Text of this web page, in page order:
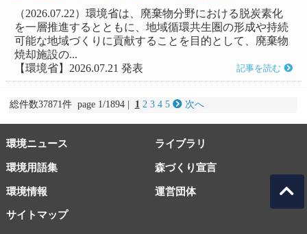
（2026.07.22）環境省は、廃棄物分野における脱炭素化
を一層推進するとともに、地域循環共生圏の形成や持続
可能な地域づくりに貢献することを目的として、廃棄物
焼却施設の...
【環境省】2026.07.21 発表
記事を読む
総件数37871件 page 1/1894 | 1 2 3 4 5 次へ
環境ニュース ライブラリ
環境用語集 森づくり宣言
環境情報
サイトマップ
運営団体